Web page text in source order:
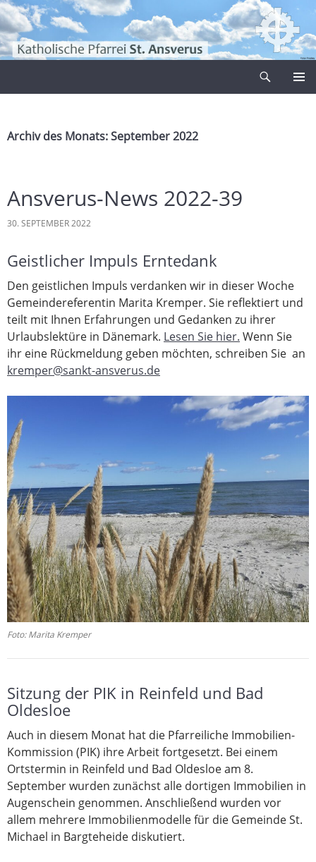
Zum
Inhalt
springen
Archiv des Monats: September 2022
Ansverus-News 2022-39
30. SEPTEMBER 2022
Geistlicher Impuls Erntedank
Den geistlichen Impuls verdanken wir in dieser Woche
Gemeindereferentin Marita Kremper. Sie reflektiert und
teilt mit Ihnen Erfahrungen und Gedanken zu ihrer
Urlaubslektüre in Dänemark. Lesen Sie hier. Wenn Sie
ihr eine Rückmeldung geben möchten, schreiben Sie an
kremper@sankt-ansverus.de
Foto: Marita Kremper
Sitzung der PIK in Reinfeld und Bad
Oldesloe
Auch in diesem Monat hat die Pfarreiliche Immobilien-
Kommission (PIK) ihre Arbeit fortgesetzt. Bei einem
Ortstermin in Reinfeld und Bad Oldesloe am 8.
September wurden zunächst alle dortigen Immobilien in
Augenschein genommen. Anschließend wurden vor
allem mehrere Immobilienmodelle für die Gemeinde St.
Michael in Bargteheide diskutiert.